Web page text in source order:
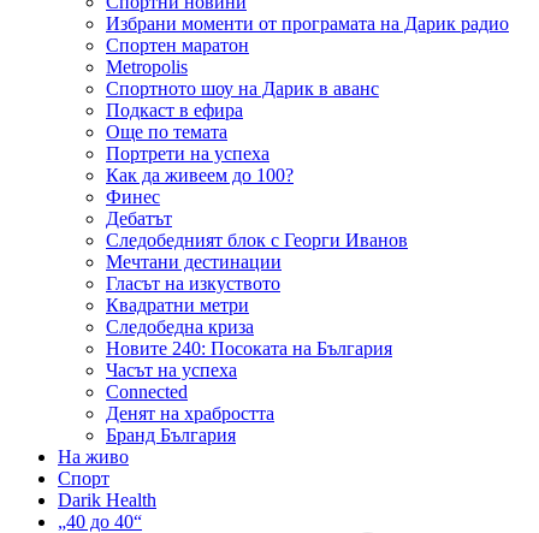
Избрани моменти от програмата на Дарик радио
Спортен маратон
Metropolis
Спортното шоу на Дарик в аванс
Подкаст в ефира
Още по темата
Портрети на успеха
Как да живеем до 100?
Финес
Дебатът
Следобедният блок с Георги Иванов
Мечтани дестинации
Гласът на изкуството
Квадратни метри
Следобедна криза
Новите 240: Посоката на България
Часът на успеха
Connected
Денят на храбростта
Бранд България
На живо
Спорт
Darik Health
„40 до 40“